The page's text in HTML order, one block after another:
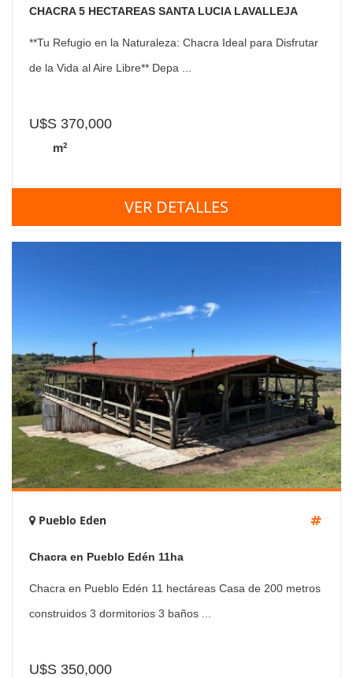
CHACRA 5 HECTAREAS SANTA LUCIA LAVALLEJA
**Tu Refugio en la Naturaleza: Chacra Ideal para Disfrutar
de la Vida al Aire Libre** Depa ...
U$S 370,000
m2
VER DETALLES
Pueblo Eden
Chacra en Pueblo Edén 11ha
Chacra en Pueblo Edén 11 hectáreas Casa de 200 metros
construidos 3 dormitorios 3 baños ...
U$S 350,000